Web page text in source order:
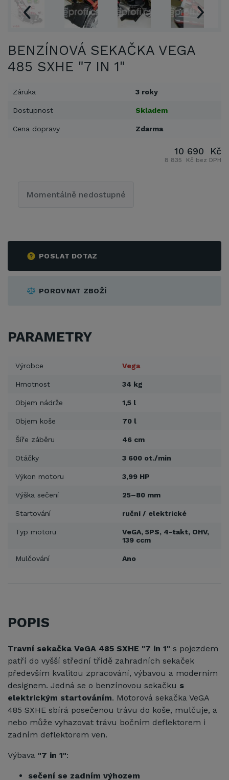
BENZÍNOVÁ SEKAČKA VEGA
485 SXHE "7 IN 1"
Záruka 3 roky
Dostupnost Skladem
Cena dopravy Zdarma
POSLAT DOTAZ
POROVNAT ZBOŽÍ
10 690 Kč
8 835 Kč bez DPH
Momentálně nedostupné
PARAMETRY
Výrobce Vega
Hmotnost 34 kg
Objem nádrže 1,5 l
Objem koše 70 l
Šíře záběru 46 cm
Otáčky 3 600 ot./min
Výkon motoru 3,99 HP
Výška sečení 25–80 mm
Startování ruční / elektrické
Typ motoru
VeGA, 5PS, 4-takt, OHV,
139 ccm
Mulčování Ano
POPIS
Travní sekačka VeGA 485 SXHE "7 in 1" s pojezdem
patří do vyšší střední třídě zahradních sekaček
především kvalitou zpracování, výbavou a moderním
designem. Jedná se o benzínovou sekačku s
elektrickým startováním. Motorová sekačka VeGA
485 SXHE sbírá posečenou trávu do koše, mulčuje, a
nebo může vyhazovat trávu bočním deflektorem i
zadním deflektorem ven.
Výbava "7 in 1":
sečení se zadním výhozem